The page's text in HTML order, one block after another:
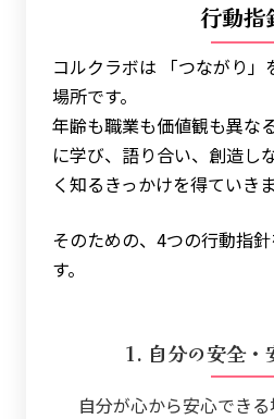
行動指
コルクラボは 「つながり」
場所です。
年齢も職業も価値観も異な
に学び、語り合い、創造し
く知るきっかけを得ていきま
そのための、4つの行動指
す。
1. 自分の安全・
自分が心から安心できる